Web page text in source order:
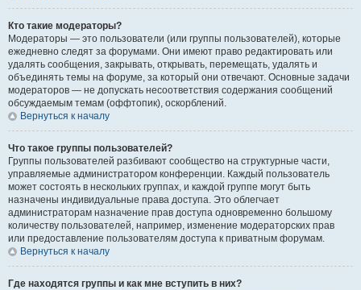
Кто такие модераторы?
Модераторы — это пользователи (или группы пользователей), которые
ежедневно следят за форумами. Они имеют право редактировать или
удалять сообщения, закрывать, открывать, перемещать, удалять и
объединять темы на форуме, за который они отвечают. Основные задачи
модераторов — не допускать несоответствия содержания сообщений
обсуждаемым темам (оффтопик), оскорблений.
Вернуться к началу
Что такое группы пользователей?
Группы пользователей разбивают сообщество на структурные части,
управляемые администратором конференции. Каждый пользователь
может состоять в нескольких группах, и каждой группе могут быть
назначены индивидуальные права доступа. Это облегчает
администраторам назначение прав доступа одновременно большому
количеству пользователей, например, изменение модераторских прав
или предоставление пользователям доступа к приватным форумам.
Вернуться к началу
Где находятся группы и как мне вступить в них?